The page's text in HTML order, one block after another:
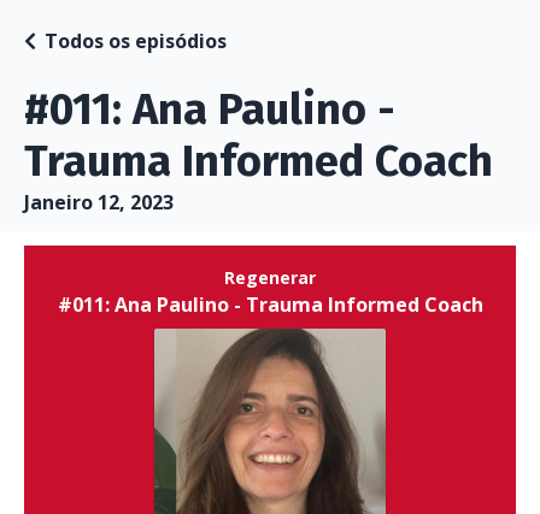
#011: Ana Paulino -
Trauma Informed Coach
Todos os episódios
Janeiro 12, 2023